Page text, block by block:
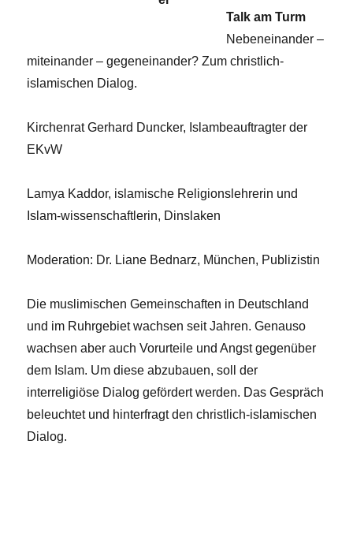
Talk am Turm
Nebeneinander –
miteinander – gegeneinander? Zum christlich-
islamischen Dialog.
Kirchenrat Gerhard Duncker, Islambeauftragter der
EKvW
Lamya Kaddor, islamische Religionslehrerin und
Islam-wissenschaftlerin, Dinslaken
Moderation: Dr. Liane Bednarz, München, Publizistin
Die muslimischen Gemeinschaften in Deutschland
und im Ruhrgebiet wachsen seit Jahren. Genauso
wachsen aber auch Vorurteile und Angst gegenüber
dem Islam. Um diese abzubauen, soll der
interreligiöse Dialog gefördert werden. Das Gespräch
beleuchtet und hinterfragt den christlich-islamischen
Dialog.